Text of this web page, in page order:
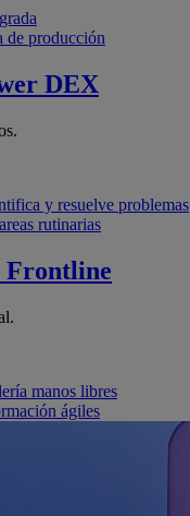
de producción
DEX
y resuelve problemas
rutinarias
Frontline
manos libres
ágiles